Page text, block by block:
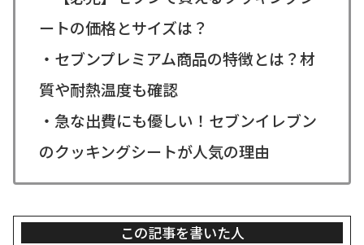
ートの価格とサイズは？
・セブンプレミアム商品の特徴とは？材
質や耐熱温度も確認
・急な出費にも優しい！セブンイレブン
のクッキングシートが人気の理由
この記事を書いた人